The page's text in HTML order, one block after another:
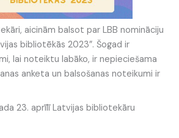
aicinām balsot par LBB nomināciju
bibliotēkās 2023”. Šogad ir
lai noteiktu labāko, ir nepieciešama
anketa un balsošanas noteikumi ir
23. aprīlī Latvijas bibliotekāru